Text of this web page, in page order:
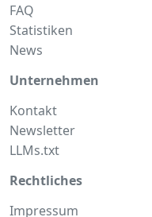
FAQ
Statistiken
News
Unternehmen
Kontakt
Newsletter
LLMs.txt
Rechtliches
Impressum